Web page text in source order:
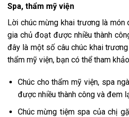
Spa, thẩm mỹ viện
Lời chúc mừng khai trương là món
gia chủ đoạt được nhiều thành
đây là một số câu chúc khai
thẩm mỹ viện, bạn có thể tham
Chúc cho thẩm mỹ viện, spa
được nhiều thành công và đem
Chúc mừng tiệm spa của chị